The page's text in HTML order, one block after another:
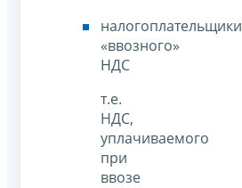
налогоплательщики
«ввозного»
НДС
т.е.
НДС,
уплачиваемого
при
ввозе